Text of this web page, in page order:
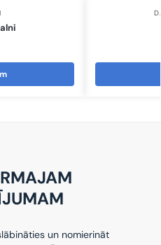
un nomierināt